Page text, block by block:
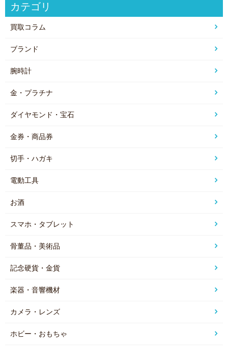
カテゴリ
買取コラム
ブランド
腕時計
金・プラチナ
ダイヤモンド・宝石
金券・商品券
切手・ハガキ
電動工具
お酒
スマホ・タブレット
骨董品・美術品
記念硬貨・金貨
楽器・音響機材
カメラ・レンズ
ホビー・おもちゃ